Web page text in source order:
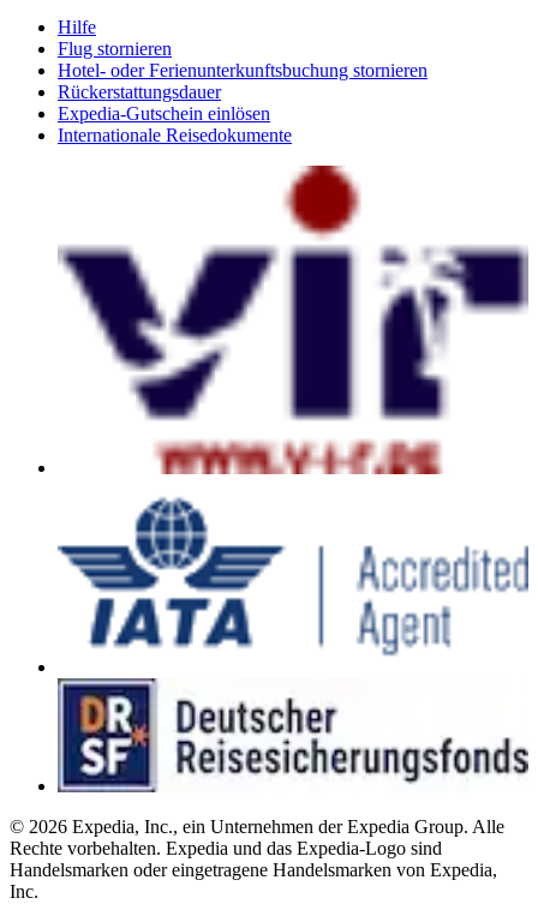
Hilfe
Flug stornieren
Hotel- oder Ferienunterkunftsbuchung stornieren
Rückerstattungsdauer
Expedia-Gutschein einlösen
Internationale Reisedokumente
© 2026 Expedia, Inc., ein Unternehmen der Expedia Group. Alle
Rechte vorbehalten. Expedia und das Expedia-Logo sind
Handelsmarken oder eingetragene Handelsmarken von Expedia,
Inc.